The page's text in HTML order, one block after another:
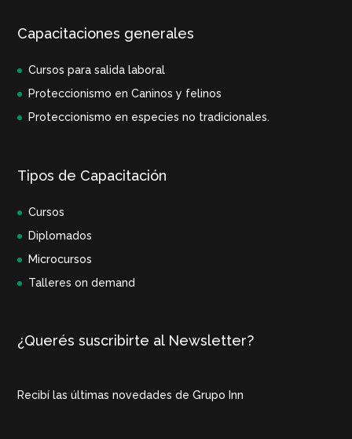
Capacitaciones generales
Cursos para salida laboral
Proteccionismo en Caninos y felinos
Proteccionismo en especies no tradicionales.
Tipos de Capacitación
Cursos
Diplomados
Microcursos
Talleres on demand
¿Querés suscribirte al Newsletter?
Recibí las últimas novedades de Grupo Inn